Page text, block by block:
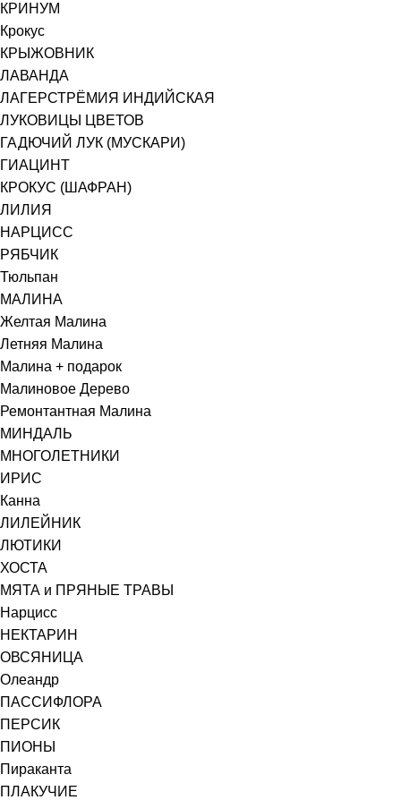
КРИНУМ
Крокус
КРЫЖОВНИК
ЛАВАНДА
ЛАГЕРСТРЁМИЯ ИНДИЙСКАЯ
ЛУКОВИЦЫ ЦВЕТОВ
ГАДЮЧИЙ ЛУК (МУСКАРИ)
ГИАЦИНТ
КРОКУС (ШАФРАН)
ЛИЛИЯ
НАРЦИСС
РЯБЧИК
Тюльпан
МАЛИНА
Желтая Малина
Летняя Малина
Малина + подарок
Малиновое Дерево
Ремонтантная Малина
МИНДАЛЬ
МНОГОЛЕТНИКИ
ИРИС
Канна
ЛИЛЕЙНИК
ЛЮТИКИ
ХОСТА
МЯТА и ПРЯНЫЕ ТРАВЫ
Нарцисс
НЕКТАРИН
ОВСЯНИЦА
Олеандр
ПАССИФЛОРА
ПЕРСИК
ПИОНЫ
Пираканта
ПЛАКУЧИЕ